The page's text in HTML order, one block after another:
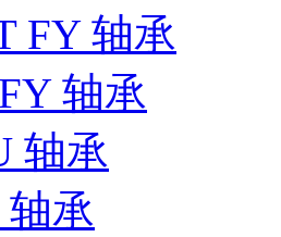
FY 轴承
轴承
轴承
轴承